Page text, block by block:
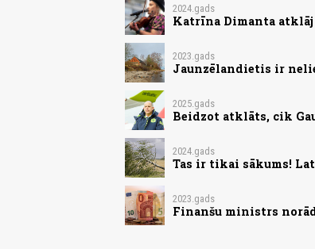
2024.gads
Katrīna Dimanta
2023.gads
Jaunzēlandietis ir
2025.gads
Beidzot atklāts, cik
2024.gads
Tas ir tikai sākums!
2023.gads
Finanšu ministrs